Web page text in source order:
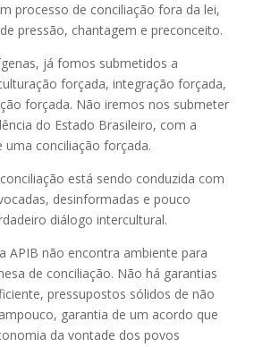
processo de conciliação fora da lei,
pressão, chantagem e preconceito.
já fomos submetidos a
forçada, integração forçada,
forçada. Não iremos nos submeter
do Estado Brasileiro, com a
uma conciliação forçada.
está sendo conduzida com
desinformadas e pouco
diálogo intercultural.
APIB não encontra ambiente para
de conciliação. Não há garantias
pressupostos sólidos de não
garantia de um acordo que
da vontade dos povos